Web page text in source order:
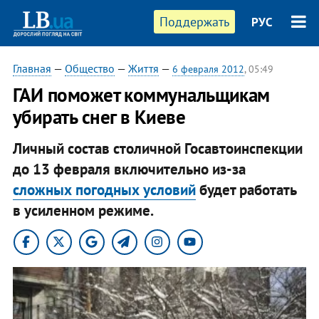
Поддержать РУС
Главная — Общество — Життя — 6 февраля 2012, 05:49
ГАИ поможет коммунальщикам
убирать снег в Киеве
Личный состав столичной Госавтоинспекции
до 13 февраля включительно из-за
сложных погодных условийбудет работать
в усиленном режиме.